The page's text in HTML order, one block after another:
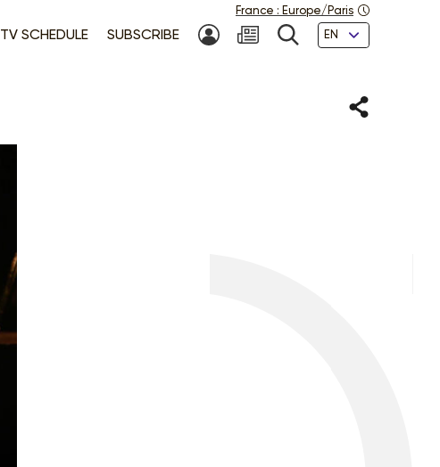
TV SCHEDULE SUBSCRIBE MY ACCOUNTSEARCH
Languages
France : Europe/Paris
Share